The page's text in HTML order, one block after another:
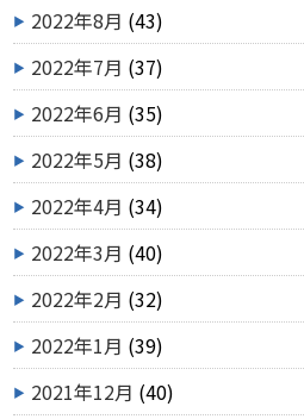
2022年8月 (43)
2022年7月 (37)
2022年6月 (35)
2022年5月 (38)
2022年4月 (34)
2022年3月 (40)
2022年2月 (32)
2022年1月 (39)
2021年12月 (40)